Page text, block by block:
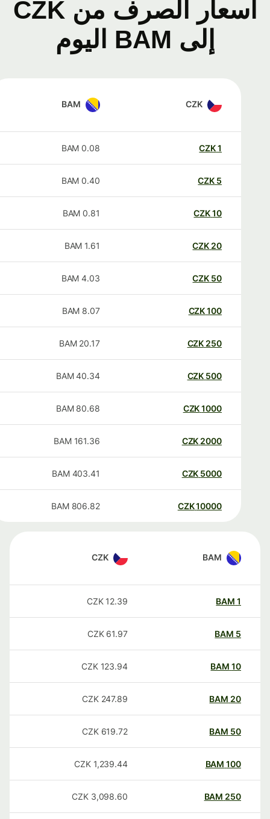
أسعار الصرف من CZK
إلى BAM اليوم
CZK
BAM
CZK
0.08
BAM
CZK
0.40
BAM
CZK
0.81
BAM
20
CZK
1.61
BAM
50
CZK
4.03
BAM
100
CZK
8.07
BAM
250
CZK
20.17
BAM
500
CZK
40.34
BAM
1000
CZK
80.68
BAM
2000
CZK
161.36
BAM
5000
CZK
403.41
BAM
10000
CZK
806.82
BAM
BAM
CZK
BAM
12.39
CZK
BAM
61.97
CZK
BAM
123.94
CZK
20
BAM
247.89
CZK
50
BAM
619.72
CZK
100
BAM
1,239.44
CZK
250
BAM
3,098.60
CZK